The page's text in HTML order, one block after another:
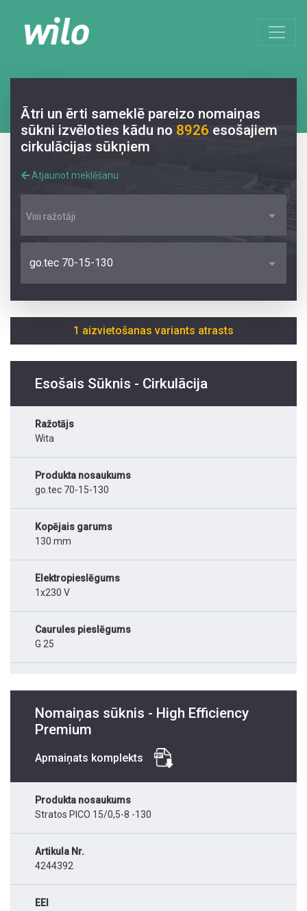
Ātri un ērti sameklē pareizo nomaiņas
sūkni izvēloties kādu no 8926 esošajiem
cirkulācijas sūkņiem
Atjaunot meklēšanu
Visi ražotāji
go.tec 70-15-130
1 aizvietošanas variants atrasts
Esošais Sūknis - Cirkulācija
Ražotājs
Wita
Produkta nosaukums
go.tec 70-15-130
Kopējais garums
130 mm
Elektropieslēgums
1x230 V
Caurules pieslēgums
G 25
Nomaiņas sūknis - High Efficiency
Premium
Apmaiņats komplekts
Produkta nosaukums
Stratos PICO 15/0,5-8 -130
Artikula Nr.
4244392
EEI